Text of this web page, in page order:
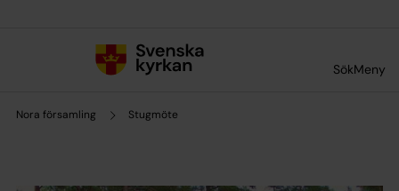
SökMeny
Nora församling Stugmöte